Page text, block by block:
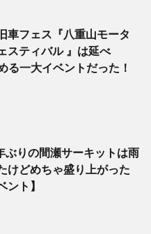
車フェス『八重山モータ
スティバル 』は延べ
一大イベントだった！
ぶりの間瀬サーキットは雨
けどめちゃ盛り上がった
ト】